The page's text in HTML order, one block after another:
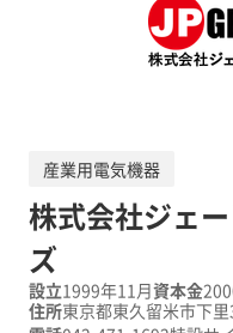
産業用電気機器
株式会社ジェ
ズ
設立1999年11月資本金
住所東京都東久留米市下